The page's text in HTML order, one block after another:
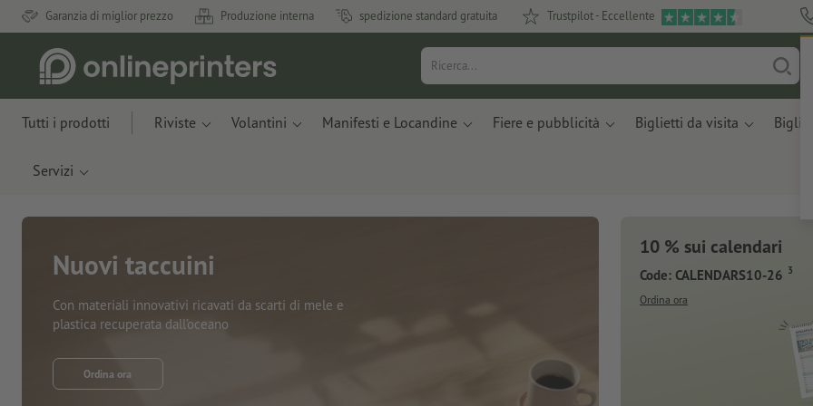
Garanzia di miglior prezzo Produzione interna spedizione standard gratuita Trustpilot - Eccellente
Tutti i prodotti Riviste Volantini Manifesti e Locandine Fiere e pubblicità Biglietti da visita
Servizi
Nuovi taccuini
Con materiali innovativi ricavati da scarti di mele e
plastica recuperata dall’oceano
Ordina ora
10 % sui calendari
Code: CALENDARS10-26 3
Ordina ora